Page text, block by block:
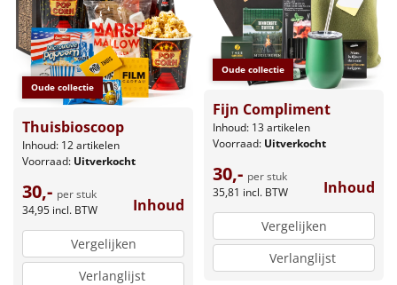
Oude collectie
Thuisbioscoop
Inhoud: 12 artikelen
Voorraad: Uitverkocht
30,- per stuk
34,95 incl. BTW Inhoud
Vergelijken
Verlanglijst
Oude collectie
Fijn Compliment
Inhoud: 13 artikelen
Voorraad: Uitverkocht
30,- per stuk
35,81 incl. BTW Inhoud
Vergelijken
Verlanglijst